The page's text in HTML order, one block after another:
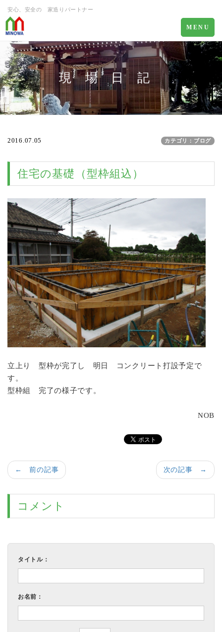
安心、安全の 家造りパートナー
Toggle
navigation
MENU
現 場 日 記
2016.07.05 カテゴリ：ブログ
住宅の基礎（型枠組込）
立上り 型枠が完了し 明日 コンクリート打設予定で
す。
型枠組 完了の様子です。
NOB
次の記事 →
← 前の記事
コメント
タイトル：
お名前：